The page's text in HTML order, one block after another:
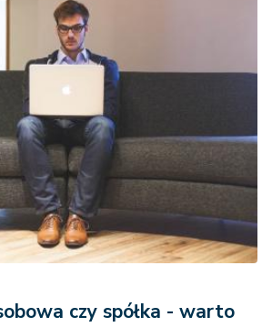
czy spółka - warto